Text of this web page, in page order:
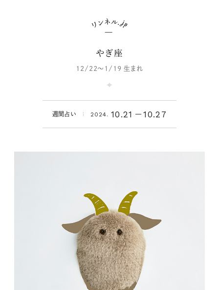
やぎ座
12/22～1/19 生まれ
週間占い 2024. 10.21 10.27